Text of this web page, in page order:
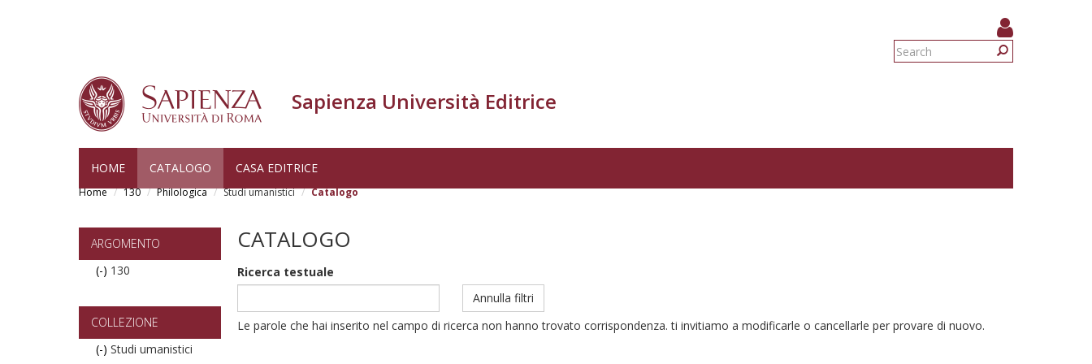
Search
Sapienza Università Editrice
HOME CATALOGO CASA EDITRICE
Home 130 Philologica Studi umanistici Catalogo
ARGOMENTO
(-) Remove
filter
130
COLLEZIONE
(-) Remove
Studi umanistici
CATALOGO
Ricerca testuale
Annulla filtri
Le parole che hai inserito nel campo di ricerca non hanno trovato corrispondenza. ti invitiamo a modificarle o cancellarle per provare di nuovo.